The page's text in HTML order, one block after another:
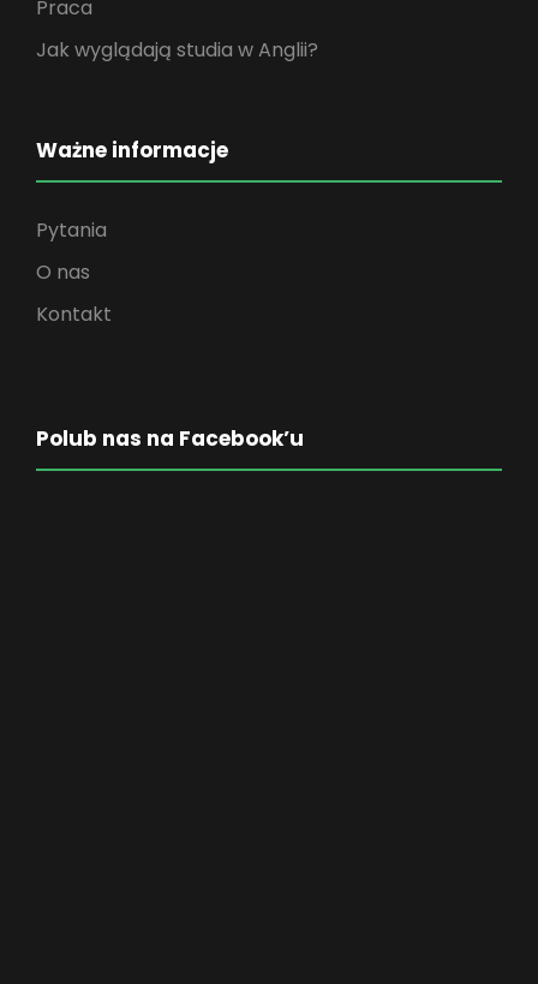
Praca
Jak wyglądają studia w Anglii?
Ważne informacje
Pytania
O nas
Kontakt
Polub nas na Facebook’u